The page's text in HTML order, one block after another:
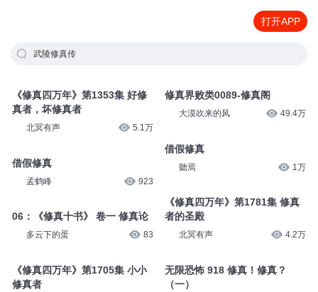
打开APP
武陵修真传
《修真四万年》第1353集 好修
真者，坏修真者
北冥有声 5.1万
借假修真
孟鹤峰 923
06：《修真十书》 卷一 修真论
多云下的蛋 83
《修真四万年》第1705集 小小
修真者
修真界败类0089-修真阁
大漠吹来的风 49.4万
借假修真
聽焉 1万
《修真四万年》第1781集 修真
者的圣殿
北冥有声 4.2万
无限恐怖 918 修真！修真？
（一）